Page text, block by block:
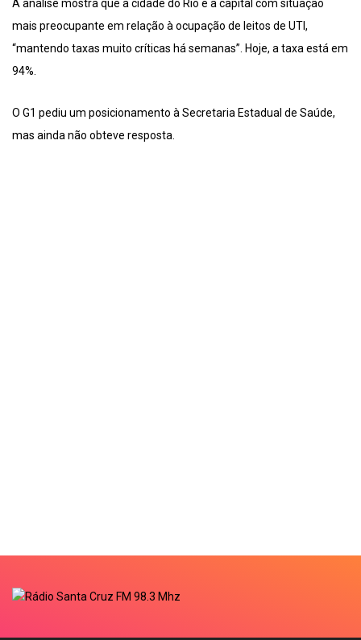
A análise mostra que a cidade do Rio é a capital com situação
mais preocupante em relação à ocupação de leitos de UTI,
“mantendo taxas muito críticas há semanas”. Hoje, a taxa está em
94%.
O G1 pediu um posicionamento à Secretaria Estadual de Saúde,
mas ainda não obteve resposta.